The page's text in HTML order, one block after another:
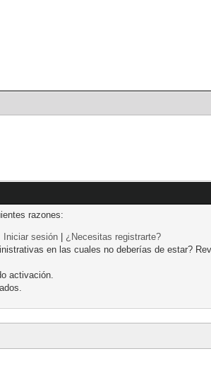
razones:
Iniciar sesión
¿Necesitas registrarte?
en las cuales no deberías de estar?
activación.